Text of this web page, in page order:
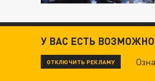
У ВАС ЕСТЬ
ОТКЛЮЧИТЬ РЕКЛАМУ